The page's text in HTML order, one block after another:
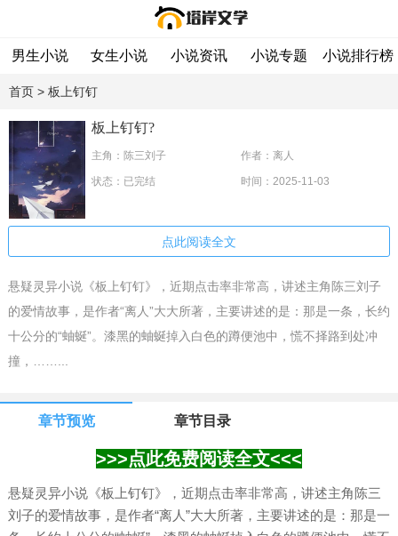
男生小说 女生小说 小说资讯 小说专题 小说排行榜
首页 > 板上钉钉
板上钉钉?
主角：陈三刘子 作者：离人
状态：已完结 时间：2025-11-03
点此阅读全文
悬疑灵异小说《板上钉钉》，近期点击率非常高，讲述主角陈三刘子
的爱情故事，是作者“离人”大大所著，主要讲述的是：那是一条，长约
十公分的“蚰蜒”。漆黑的蚰蜒掉入白色的蹲便池中，慌不择路到处冲
撞，……...
章节预览 章节目录
>>>点此免费阅读全文<<<
悬疑灵异小说《板上钉钉》，近期点击率非常高，讲述主角陈三
刘子的爱情故事，是作者“离人”大大所著，主要讲述的是：那是一